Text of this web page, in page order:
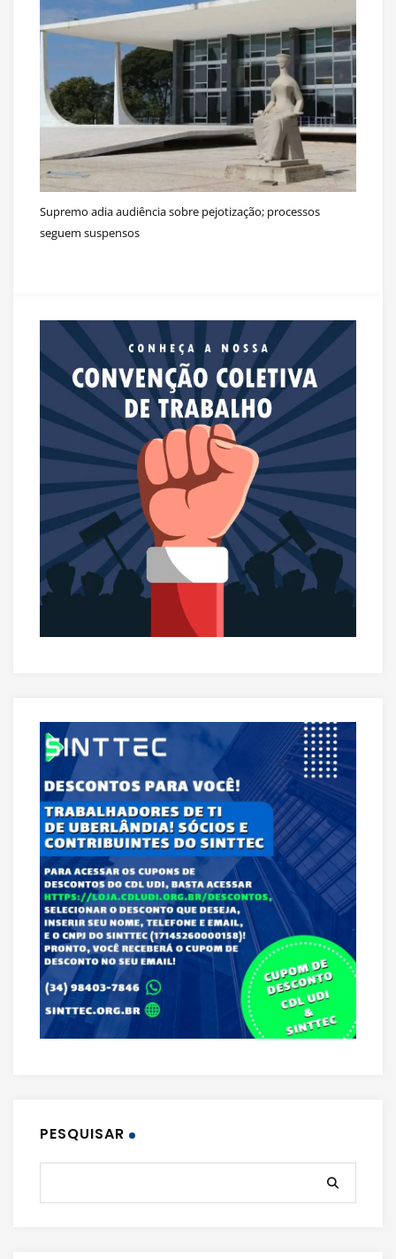
Supremo adia audiência sobre pejotização; processos
seguem suspensos
PESQUISAR